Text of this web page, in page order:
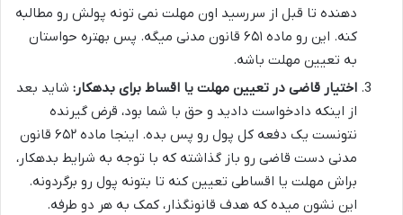
دهنده تا قبل از سررسید اون مهلت نمی تونه پولش رو مطالبه
کنه. این رو ماده ۶۵۱ قانون مدنی میگه. پس بهتره حواستان
به تعیین مهلت باشه.
اختیار قاضی در تعیین مهلت یا اقساط برای بدهکار: شاید بعد
از اینکه دادخواست دادید و حق با شما بود، قرض گیرنده
نتونست یک دفعه کل پول رو پس بده. اینجا ماده ۶۵۲ قانون
مدنی دست قاضی رو باز گذاشته که با توجه به شرایط بدهکار،
براش مهلت یا اقساطی تعیین کنه تا بتونه پول رو برگردونه.
این نشون میده که هدف قانونگذار، کمک به هر دو طرفه.